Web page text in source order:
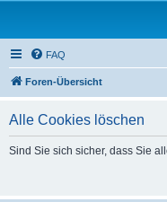
FAQ
Foren-Übersicht
Alle Cookies löschen
Sind Sie sich sicher, dass Sie